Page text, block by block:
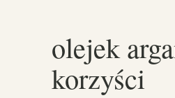
olejek
korzyści